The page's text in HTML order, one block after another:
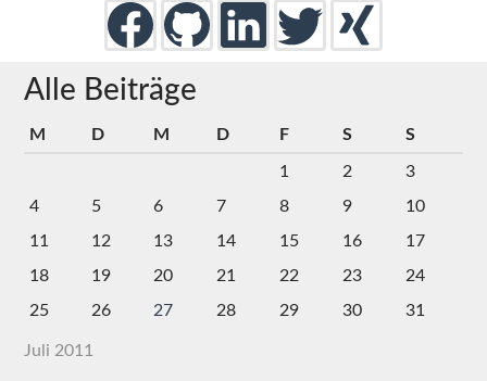
Alle Beiträge
Juli 2011
M D M D F S S
1 2
3
4
5 6 7 8 9
10
11
12 13 14 15 16
17
18
19 20 21 22 23
24
25
26 27 28 29 30 31